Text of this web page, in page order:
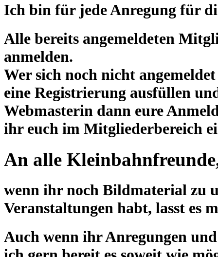
Ich bin für jede Anregung für
Alle bereits angemeldeten
anmelden.
Wer sich noch nicht
eine Registrierung ausfüllen
Webmasterin dann eure
ihr euch im Mitgliederbereich
An alle
wenn ihr noch Bildmaterial zu
Veranstaltungen habt, lasst es
Auch wenn ihr Anregungen